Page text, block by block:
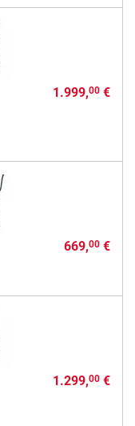
1.999,00€
669,00€
1.299,00€